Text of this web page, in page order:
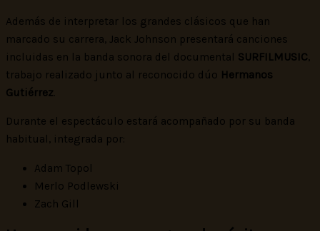
Además de interpretar los grandes clásicos que han
marcado su carrera, Jack Johnson presentará canciones
incluidas en la banda sonora del documental SURFILMUSIC,
trabajo realizado junto al reconocido dúo Hermanos
Gutiérrez.
Durante el espectáculo estará acompañado por su banda
habitual, integrada por:
Adam Topol
Merlo Podlewski
Zach Gill